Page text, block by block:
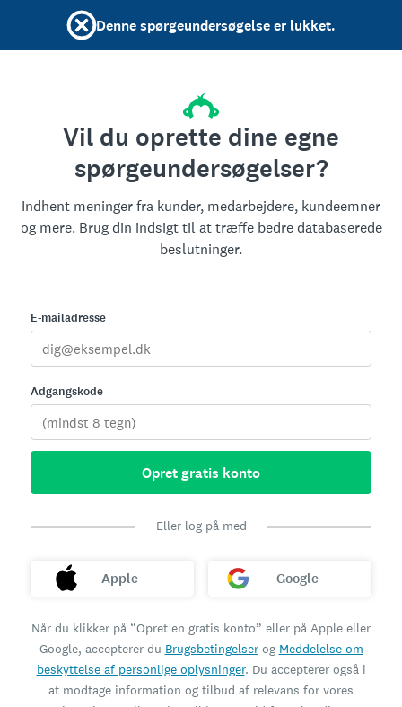
Denne spørgeundersøgelse er lukket.
Vil du oprette dine egne
spørgeundersøgelser?
Indhent meninger fra kunder, medarbejdere, kundeemner
og mere. Brug din indsigt til at træffe bedre databaserede
beslutninger.
E-mailadresse
Adgangskode
Opret gratis konto
Eller log på med
Apple Google
Når du klikker på “Opret en gratis konto” eller på Apple eller
Google, accepterer du Brugsbetingelserog Meddelelse om
beskyttelse af personlige oplysninger. Du accepterer også i
at modtage information og tilbud af relevans for vores